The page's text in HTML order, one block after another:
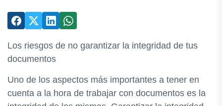
Los riesgos de no garantizar la integridad de tus
documentos
Uno de los aspectos más importantes a tener en
cuenta a la hora de trabajar con documentos es la